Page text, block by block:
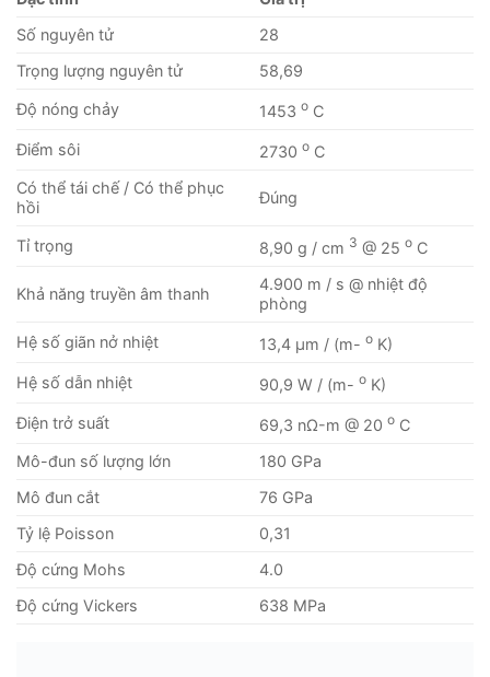
Số nguyên tử
28
Trọng lượng nguyên tử
58,69
Độ nóng chảy 1453o C
Điểm sôi 2730o C
Có thể tái chế / Có thể phục
hồi
Đúng
Tỉ trọng 8,90 g / cm 3 @ 25o C
Khả năng truyền âm thanh
4.900 m / s @ nhiệt độ
phòng
Hệ số giãn nở nhiệt 13,4 μm / (m-o K)
Hệ số dẫn nhiệt 90,9 W / (m-o K)
Điện trở suất 69,3 nΩ-m @ 20o C
Mô-đun số lượng lớn
180 GPa
Mô đun cắt
76 GPa
Tỷ lệ Poisson
0,31
Độ cứng Mohs
4.0
Độ cứng Vickers
638 MPa